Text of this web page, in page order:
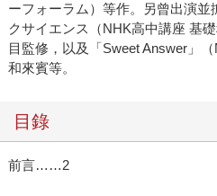
ーフォーラム）等作。另曾出演並
クサイエンス（NHK高中講座 基
目監修，以及「Sweet Answer」
和來賓等。
目錄
前言……2